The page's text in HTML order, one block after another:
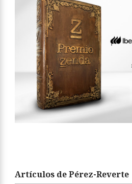
Artículos de Pérez-Reverte